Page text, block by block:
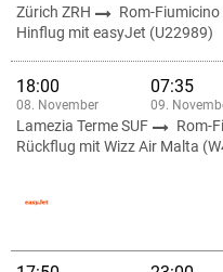
Zürich ZRH Rom-Fiumicino
Hinflug mit easyJet (U22989)
18:00
08. November
07:35
09.
Lamezia Terme SUF Rom-
Rückflug mit Wizz Air Malta